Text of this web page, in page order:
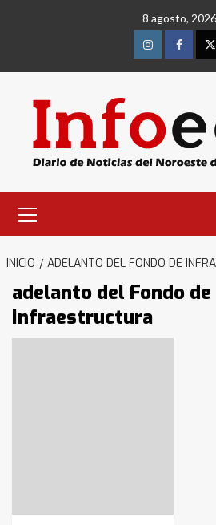
8 agosto, 2026
Instagram
primario
INICIO ADELANTO DEL FONDO DE
adelanto del Fondo de
Infraestructura